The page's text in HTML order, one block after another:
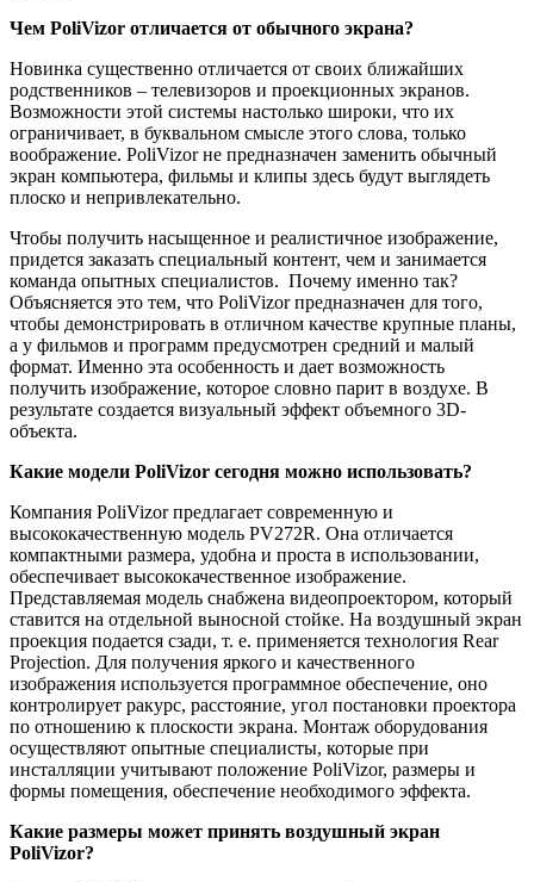
Чем PoliVizor отличается от обычного экрана?
Новинка существенно отличается от своих ближайших
родственников – телевизоров и проекционных экранов.
Возможности этой системы настолько широки, что их
ограничивает, в буквальном смысле этого слова, только
воображение. PoliVizor не предназначен заменить обычный
экран компьютера, фильмы и клипы здесь будут выглядеть
плоско и непривлекательно.
Чтобы получить насыщенное и реалистичное изображение,
придется заказать специальный контент, чем и занимается
команда опытных специалистов. Почему именно так?
Объясняется это тем, что PoliVizor предназначен для того,
чтобы демонстрировать в отличном качестве крупные планы,
а у фильмов и программ предусмотрен средний и малый
формат. Именно эта особенность и дает возможность
получить изображение, которое словно парит в воздухе. В
результате создается визуальный эффект объемного 3D-
объекта.
Какие модели PoliVizor сегодня можно использовать?
Компания PoliVizor предлагает современную и
высококачественную модель PV272R. Она отличается
компактными размера, удобна и проста в использовании,
обеспечивает высококачественное изображение.
Представляемая модель снабжена видеопроектором, который
ставится на отдельной выносной стойке. На воздушный экран
проекция подается сзади, т. е. применяется технология Rear
Projection. Для получения яркого и качественного
изображения используется программное обеспечение, оно
контролирует ракурс, расстояние, угол постановки проектора
по отношению к плоскости экрана. Монтаж оборудования
осуществляют опытные специалисты, которые при
инсталляции учитывают положение PoliVizor, размеры и
формы помещения, обеспечение необходимого эффекта.
Какие размеры может принять воздушный экран
PoliVizor?